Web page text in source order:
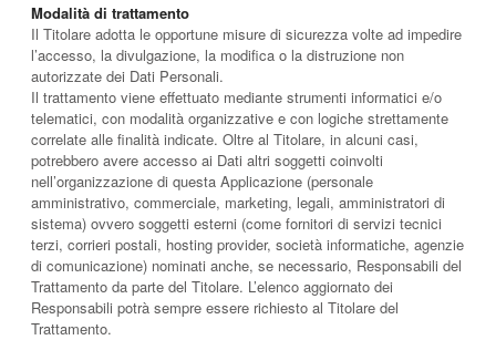
Modalità di trattamento
Il Titolare adotta le opportune misure di sicurezza volte ad impedire
l’accesso, la divulgazione, la modifica o la distruzione non
autorizzate dei Dati Personali.
Il trattamento viene effettuato mediante strumenti informatici e/o
telematici, con modalità organizzative e con logiche strettamente
correlate alle finalità indicate. Oltre al Titolare, in alcuni casi,
potrebbero avere accesso ai Dati altri soggetti coinvolti
nell’organizzazione di questa Applicazione (personale
amministrativo, commerciale, marketing, legali, amministratori di
sistema) ovvero soggetti esterni (come fornitori di servizi tecnici
terzi, corrieri postali, hosting provider, società informatiche, agenzie
di comunicazione) nominati anche, se necessario, Responsabili del
Trattamento da parte del Titolare. L’elenco aggiornato dei
Responsabili potrà sempre essere richiesto al Titolare del
Trattamento.